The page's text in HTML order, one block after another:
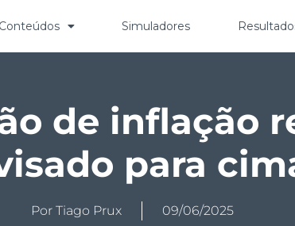
Conteúdos Simuladores
de inflação
para
Por Tiago Prux 09/06/2025